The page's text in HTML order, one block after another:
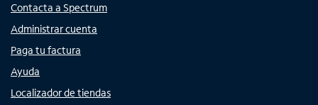
Contacta a Spectrum
Administrar cuenta
Paga tu factura
Ayuda
Localizador de tiendas